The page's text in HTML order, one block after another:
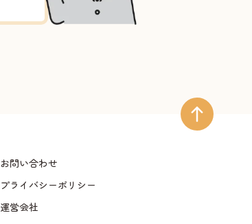
お問い合わせ
プライバシーポリシー
運営会社